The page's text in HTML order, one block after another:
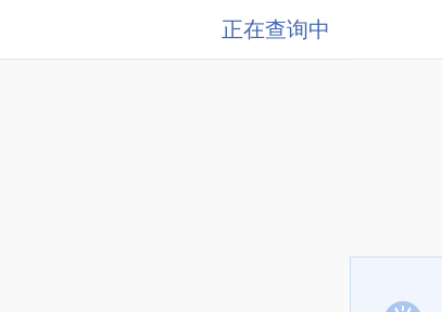
正在查询中